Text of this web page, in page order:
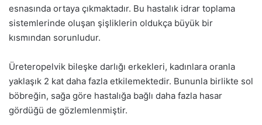
esnasında ortaya çıkmaktadır. Bu hastalık idrar toplama
sistemlerinde oluşan şişliklerin oldukça büyük bir
kısmından sorunludur.
Üreteropelvik bileşke darlığı erkekleri, kadınlara oranla
yaklaşık 2 kat daha fazla etkilemektedir. Bununla birlikte sol
böbreğin, sağa göre hastalığa bağlı daha fazla hasar
gördüğü de gözlemlenmiştir.